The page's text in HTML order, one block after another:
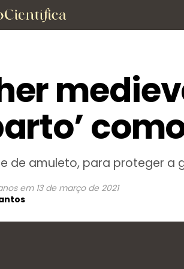
de amuleto, para proteger a
em 13 de março de 2021